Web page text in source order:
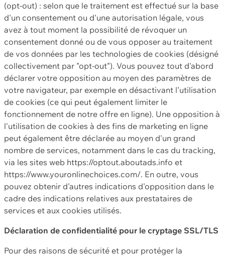
(opt-out) : selon que le traitement est effectué sur la base
d'un consentement ou d'une autorisation légale, vous
avez à tout moment la possibilité de révoquer un
consentement donné ou de vous opposer au traitement
de vos données par les technologies de cookies (désigné
collectivement par "opt-out"). Vous pouvez tout d'abord
déclarer votre opposition au moyen des paramètres de
votre navigateur, par exemple en désactivant l'utilisation
de cookies (ce qui peut également limiter le
fonctionnement de notre offre en ligne). Une opposition à
l'utilisation de cookies à des fins de marketing en ligne
peut également être déclarée au moyen d'un grand
nombre de services, notamment dans le cas du tracking,
via les sites web https://optout.aboutads.info et
https://www.youronlinechoices.com/. En outre, vous
pouvez obtenir d'autres indications d'opposition dans le
cadre des indications relatives aux prestataires de
services et aux cookies utilisés.
Déclaration de confidentialité pour le cryptage SSL/TLS
Pour des raisons de sécurité et pour protéger la